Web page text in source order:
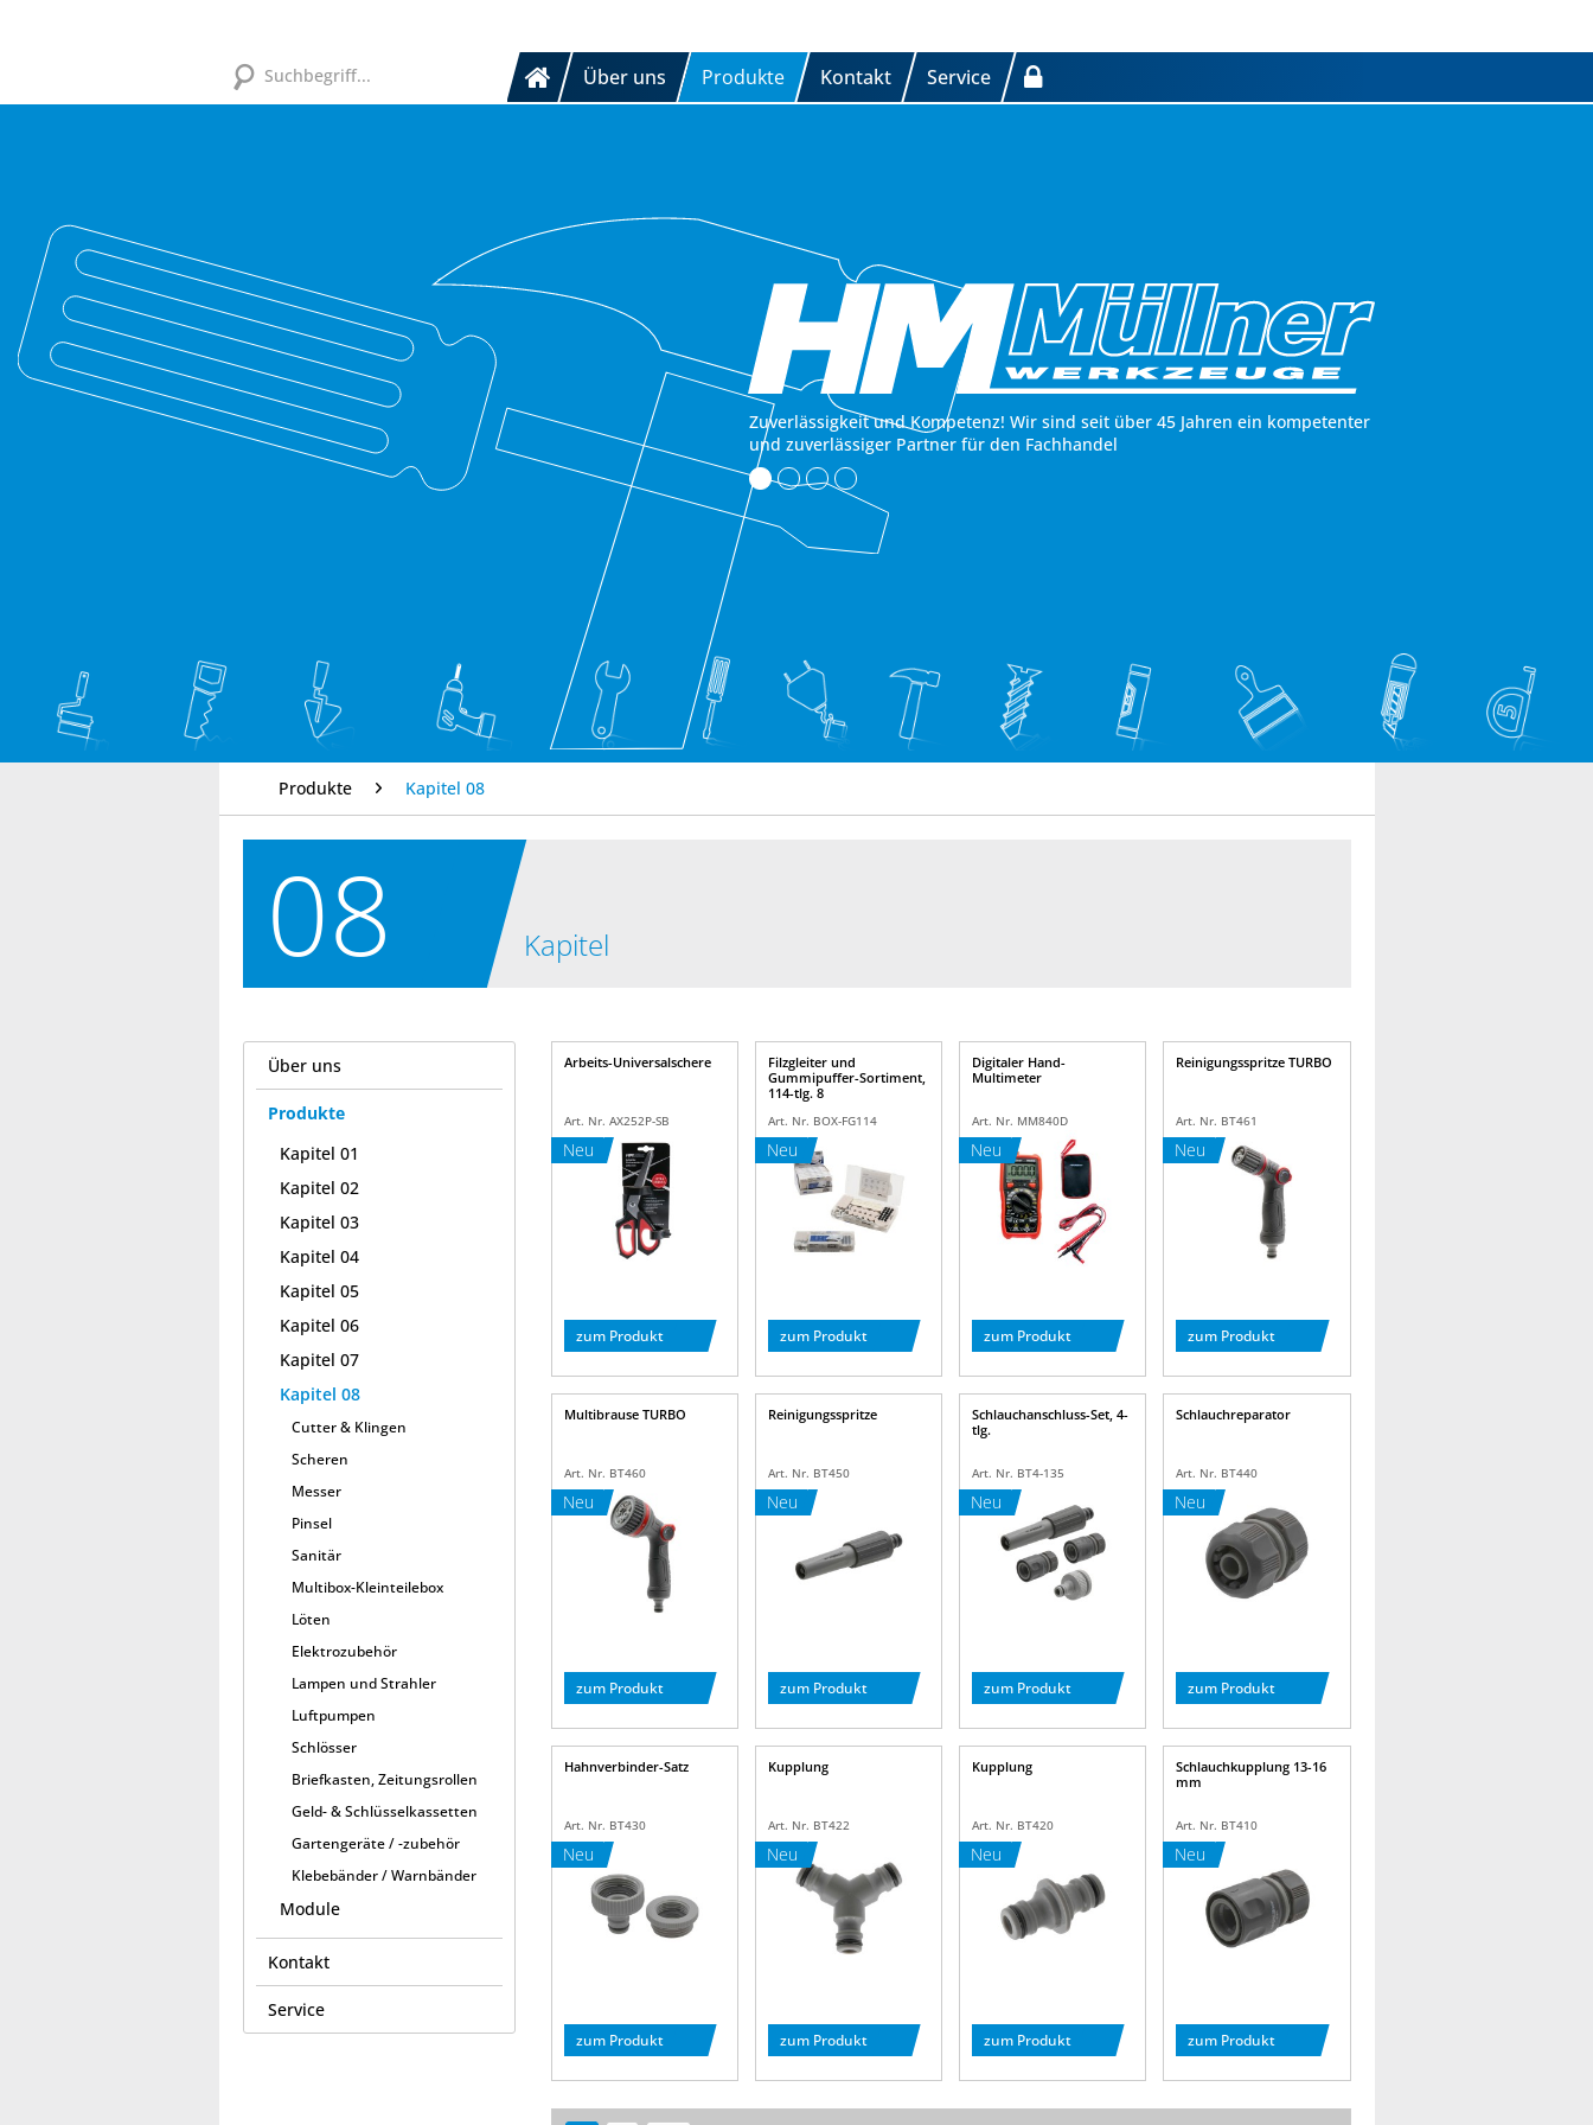
Über uns Produkte Kontakt Service
Zuverlässigkeit und Kompetenz! Wir sind seit über 45 Jahren ein kompetenter
und zuverlässiger Partner für den Fachhandel
Produkte Kapitel 08
08 Kapitel
Über uns
Produkte
Kapitel 01
Kapitel 02
Kapitel 03
Kapitel 04
Kapitel 05
Kapitel 06
Kapitel 07
Kapitel 08
Cutter & Klingen
Scheren
Messer
Pinsel
Sanitär
Multibox-Kleinteilebox
Löten
Elektrozubehör
Lampen und Strahler
Luftpumpen
Schlösser
Briefkasten, Zeitungsrollen
Geld- & Schlüsselkassetten
Gartengeräte / -zubehör
Klebebänder / Warnbänder
Module
Kontakt
Service
Neu
Arbeits-Universalschere
Art. Nr. AX252P-SB
zum Produkt
Neu
Filzgleiter und
Gummipuffer-Sortiment,
114-tlg. 8
Art. Nr. BOX-FG114
zum Produkt
Neu
Digitaler Hand-
Multimeter
Art. Nr. MM840D
zum Produkt
Neu
Reinigungsspritze TURBO
Art. Nr. BT461
zum Produkt
Neu
Multibrause TURBO
Art. Nr. BT460
zum Produkt
Neu
Reinigungsspritze
Art. Nr. BT450
zum Produkt
Neu
Schlauchanschluss-Set, 4-
tlg.
Art. Nr. BT4-135
zum Produkt
Neu
Schlauchreparator
Art. Nr. BT440
zum Produkt
Neu
Hahnverbinder-Satz
Art. Nr. BT430
zum Produkt
Neu
Kupplung
Art. Nr. BT422
zum Produkt
Neu
Kupplung
Art. Nr. BT420
zum Produkt
Neu
Schlauchkupplung 13-16
mm
Art. Nr. BT410
zum Produkt